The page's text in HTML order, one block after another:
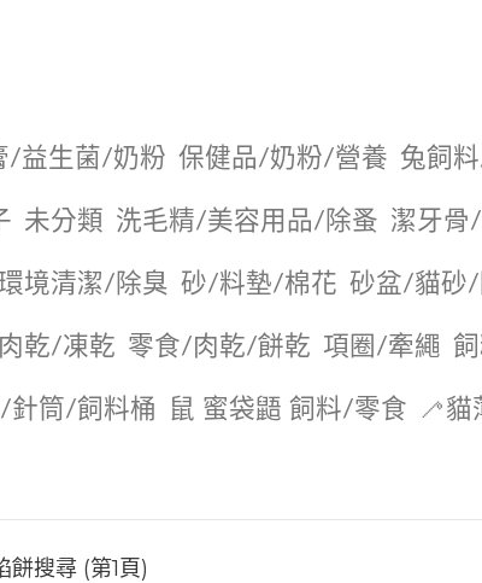
/益生菌/奶粉 保健品/奶粉/營養 兔飼
未分類 洗毛精/美容用品/除蚤 潔牙骨
境清潔/除臭 砂/料墊/棉花 砂盆/貓砂/
乾/凍乾 零食/肉乾/餅乾 項圈/牽繩
針筒/飼料桶 鼠 蜜袋鼯 飼料/零食 🦯
搜尋 (第1頁)